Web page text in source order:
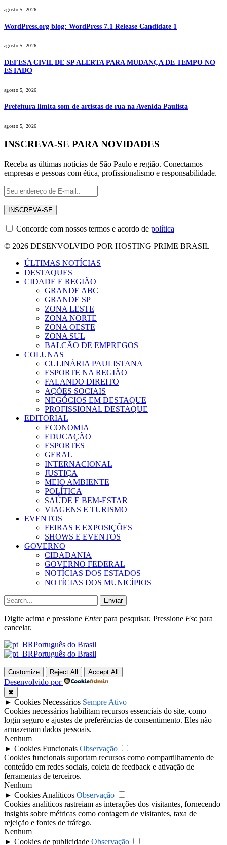
agosto 5, 2026
WordPress.org blog: WordPress 7.1 Release Candidate 1
agosto 5, 2026
DEFESA CIVIL DE SP ALERTA PARA MUDANÇA DE TEMPO NO
ESTADO
agosto 5, 2026
Prefeitura limita som de artistas de rua na Avenida Paulista
agosto 5, 2026
INSCREVA-SE PARA NOVIDADES
Receba as últimas notícias de São Paulo e região. Conectamos
empresas e pessoas com ética, profissionalismo e responsabilidade.
Concorde com nossos termos e acordo de política
© 2026 DESENVOLVIDO POR HOSTING PRIME BRASIL
ÚLTIMAS NOTÍCIAS
DESTAQUES
CIDADE E REGIÃO
GRANDE ABC
GRANDE SP
ZONA LESTE
ZONA NORTE
ZONA OESTE
ZONA SUL
BALCÃO DE EMPREGOS
COLUNAS
CULINÁRIA PAULISTANA
ESPORTE NA REGIÃO
FALANDO DIREITO
AÇÕES SOCIAIS
NEGÓCIOS EM DESTAQUE
PROFISSIONAL DESTAQUE
EDITORIAL
ECONOMIA
EDUCAÇÃO
ESPORTES
GERAL
INTERNACIONAL
JUSTIÇA
MEIO AMBIENTE
POLÍTICA
SAÚDE E BEM-ESTAR
VIAGENS E TURISMO
EVENTOS
FEIRAS E EXPOSIÇÕES
SHOWS E EVENTOS
GOVERNO
CIDADANIA
GOVERNO FEDERAL
NOTÍCIAS DOS ESTADOS
NOTÍCIAS DOS MUNICÍPIOS
Enviar
Digite acima e pressione Enterpara pesquisar. Pressione Esc para
cancelar.
Português do Brasil
Português do Brasil
Customize Reject All Accept All
Desenvolvido por
✖
► Cookies Necessários Sempre Ativo
Cookies necessários habilitam recursos essenciais do site, como
login seguro e ajustes de preferências de consentimento. Eles não
armazenam dados pessoais.
Nenhum
► Cookies Funcionais Observação
Cookies funcionais suportam recursos como compartilhamento de
conteúdo em redes sociais, coleta de feedback e ativação de
ferramentas de terceiros.
Nenhum
► Cookies Analíticos Observação
Cookies analíticos rastreiam as interações dos visitantes, fornecendo
insights sobre métricas como contagem de visitantes, taxa de
rejeição e fontes de tráfego.
Nenhum
► Cookies de publicidade Observação